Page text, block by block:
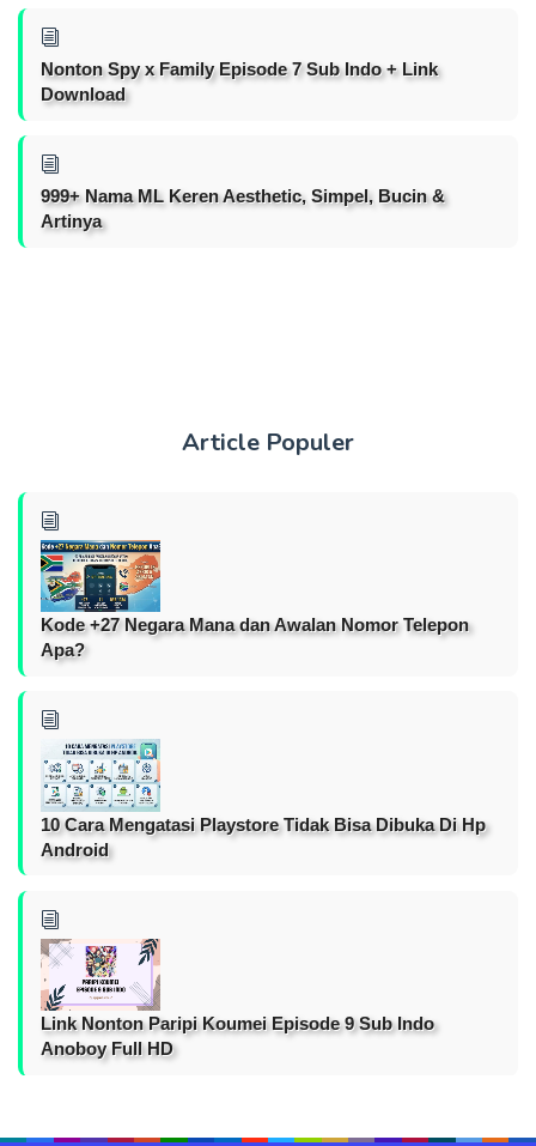
Nonton Spy x Family Episode 7 Sub Indo + Link
Download
999+ Nama ML Keren Aesthetic, Simpel, Bucin &
Artinya
Article Populer
Kode +27 Negara Mana dan Awalan Nomor Telepon
Apa?
10 Cara Mengatasi Playstore Tidak Bisa Dibuka Di Hp
Android
Link Nonton Paripi Koumei Episode 9 Sub Indo
Anoboy Full HD